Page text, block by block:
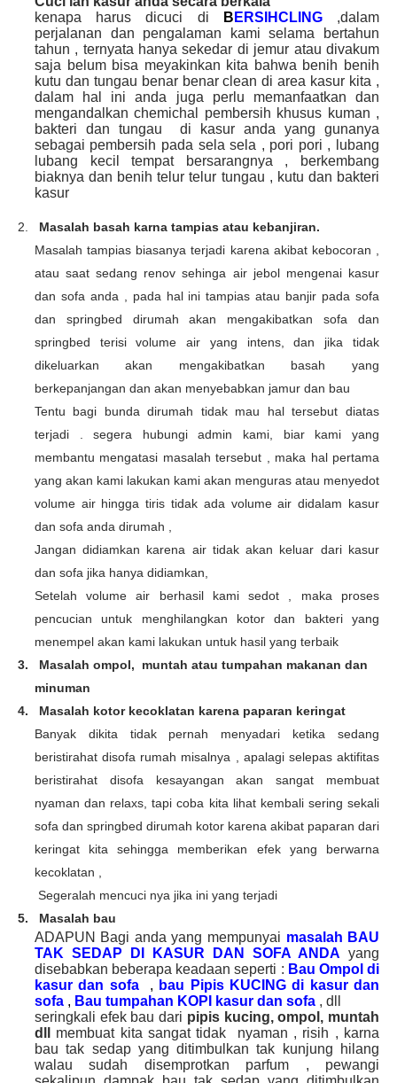
kenapa harus dicuci di
B ERSIHCLING,dalam
perjalanan dan pengalaman kami selama bertahun
tahun , ternyata hanya sekedar di jemur atau divakum
saja belum bisa meyakinkan kita bahwa benih benih
kutu dan tungau benar benar clean di area kasur kita ,
dalam hal ini anda juga perlu memanfaatkan dan
mengandalkan chemichal pembersih khusus kuman ,
bakteri dan tungau di kasur anda yang gunanya
sebagai pembersih pada sela sela , pori pori , lubang
lubang kecil tempat bersarangnya , berkembang
biaknya dan benih telur telur tungau , kutu dan bakteri
kasur
2.
Masalah basah karna tampias atau kebanjiran.
Masalah tampias biasanya terjadi karena akibat kebocoran ,
atau saat sedang renov sehinga air jebol mengenai kasur
dan sofa anda , pada hal ini tampias atau banjir pada sofa
dan springbed dirumah akan mengakibatkan sofa dan
springbed terisi volume air yang intens, dan jika tidak
dikeluarkan akan mengakibatkan basah yang
berkepanjangan dan akan menyebabkan jamur dan bau
Tentu bagi bunda dirumah tidak mau hal tersebut diatas
terjadi . segera hubungi admin kami, biar kami yang
membantu mengatasi masalah tersebut , maka hal pertama
yang akan kami lakukan kami akan menguras atau menyedot
volume air hingga tiris tidak ada volume air didalam kasur
dan sofa anda dirumah ,
Jangan didiamkan karena air tidak akan keluar dari kasur
dan sofa jika hanya didiamkan,
Setelah volume air berhasil kami sedot , maka proses
pencucian untuk menghilangkan kotor dan bakteri yang
menempel akan kami lakukan untuk hasil yang terbaik
3.
Masalah ompol, muntah atau tumpahan makanan dan
minuman
4.
Masalah kotor kecoklatan karena paparan keringat
Banyak dikita tidak pernah menyadari ketika sedang
beristirahat disofa rumah misalnya , apalagi selepas aktifitas
beristirahat disofa kesayangan akan sangat membuat
nyaman dan relaxs, tapi coba kita lihat kembali sering sekali
sofa dan springbed dirumah kotor karena akibat paparan dari
keringat kita sehingga memberikan efek yang berwarna
kecoklatan ,
Segeralah mencuci nya jika ini yang terjadi
5.
Masalah bau
ADAPUN Bagi anda yang mempunyai masalah BAU
TAK SEDAP DI KASUR DAN SOFA ANDA yang
disebabkan beberapa keadaan seperti : Bau Ompol di
kasur dan sofa, bau Pipis KUCING di kasur dan
sofa, Bau tumpahan KOPI kasur dan sofa , dll
seringkali efek bau dari pipis kucing, ompol, muntah
dll
membuat kita sangat tidak nyaman , risih , karna
bau tak sedap yang ditimbulkan tak kunjung hilang
walau sudah disemprotkan parfum , pewangi